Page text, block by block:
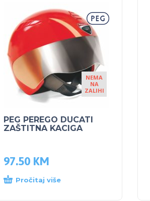
NEMA
NA
ZALIHI
PEG PEREGO DUCATI
ZAŠTITNA KACIGA
97.50 KM
Pročitaj više